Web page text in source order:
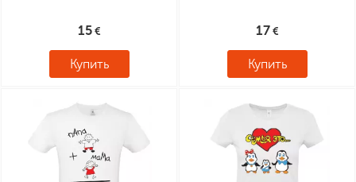
15
Купить
17
Купить